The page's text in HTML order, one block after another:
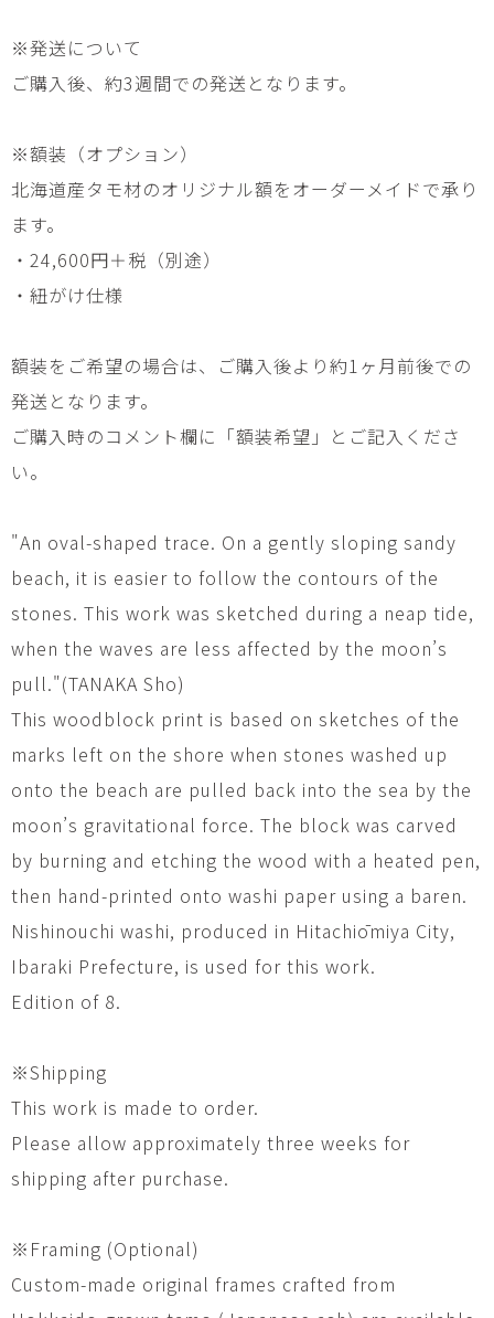
※発送について
ご購入後、約3週間での発送となります。
※額装（オプション）
北海道産タモ材のオリジナル額をオーダーメイドで承り
ます。
・24,600円＋税（別途）
・紐がけ仕様
額装をご希望の場合は、ご購入後より約1ヶ月前後での
発送となります。
ご購入時のコメント欄に「額装希望」とご記入くださ
い。
"An oval-shaped trace. On a gently sloping sandy
beach, it is easier to follow the contours of the
stones. This work was sketched during a neap tide,
when the waves are less affected by the moon’s
pull."(TANAKA Sho)
This woodblock print is based on sketches of the
marks left on the shore when stones washed up
onto the beach are pulled back into the sea by the
moon’s gravitational force. The block was carved
by burning and etching the wood with a heated pen,
then hand-printed onto washi paper using a baren.
Nishinouchi washi, produced in Hitachiōmiya City,
Ibaraki Prefecture, is used for this work.
Edition of 8.
※Shipping
This work is made to order.
Please allow approximately three weeks for
shipping after purchase.
※Framing (Optional)
Custom-made original frames crafted from